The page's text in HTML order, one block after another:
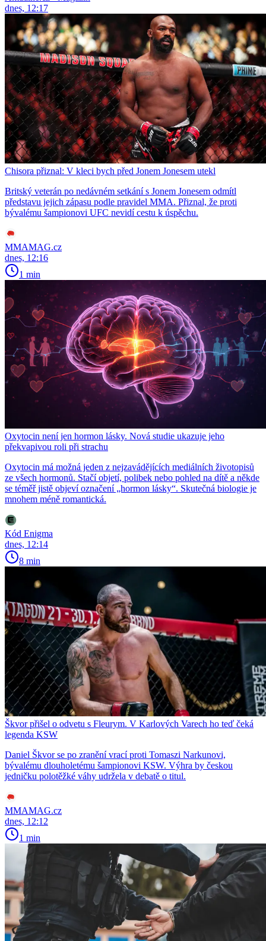
dnes, 12:17
Chisora přiznal: V kleci bych před Jonem Jonesem utekl
Britský veterán po nedávném setkání s Jonem Jonesem odmítl
představu jejich zápasu podle pravidel MMA. Přiznal, že proti
bývalému šampionovi UFC nevidí cestu k úspěchu.
MMAMAG.cz
dnes, 12:16
1 min
Oxytocin není jen hormon lásky. Nová studie ukazuje jeho
překvapivou roli při strachu
Oxytocin má možná jeden z nejzavádějících mediálních životopisů
ze všech hormonů. Stačí objetí, polibek nebo pohled na dítě a někde
se téměř jistě objeví označení „hormon lásky“. Skutečná biologie je
mnohem méně romantická.
Kód Enigma
dnes, 12:14
8 min
Škvor přišel o odvetu s Fleurym. V Karlových Varech ho teď čeká
legenda KSW
Daniel Škvor se po zranění vrací proti Tomaszi Narkunovi,
bývalému dlouholetému šampionovi KSW. Výhra by českou
jedničku polotěžké váhy udržela v debatě o titul.
MMAMAG.cz
dnes, 12:12
1 min